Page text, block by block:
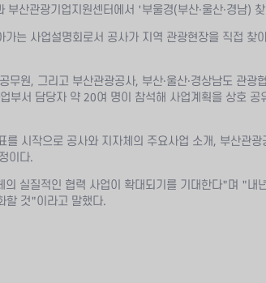
산관광기업지원센터에서 '부울경(부산·울산·경남)
는 사업설명회로서 공사가 지역 관광현장을 직접 찾
원, 그리고 부산관광공사, 부산·울산·경상남도 관
서 담당자 약 20여 명이 참석해 사업계획을 상호
시작으로 공사와 지자체의 주요사업 소개, 부산관
이다.
실질적인 협력 사업이 확대되기를 기대한다"며 "내
할 것"이라고 말했다.